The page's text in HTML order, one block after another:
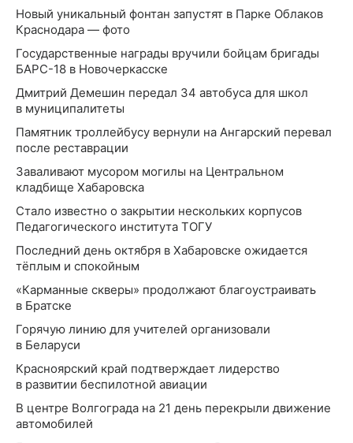
Новый уникальный фонтан запустят в Парке Облаков
Краснодара — фото
Государственные награды вручили бойцам бригады
БАРС-18 в Новочеркасске
Дмитрий Демешин передал 34 автобуса для школ
в муниципалитеты
Памятник троллейбусу вернули на Ангарский перевал
после реставрации
Заваливают мусором могилы на Центральном
кладбище Хабаровска
Стало известно о закрытии нескольких корпусов
Педагогического института ТОГУ
Последний день октября в Хабаровске ожидается
тёплым и спокойным
«Карманные скверы» продолжают благоустраивать
в Братске
Горячую линию для учителей организовали
в Беларуси
Красноярский край подтверждает лидерство
в развитии беспилотной авиации
В центре Волгограда на 21 день перекрыли движение
автомобилей